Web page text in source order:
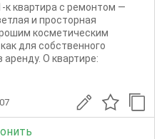
к квартира с ремонтом —
и просторная
косметическим
для собственного
О квартире: